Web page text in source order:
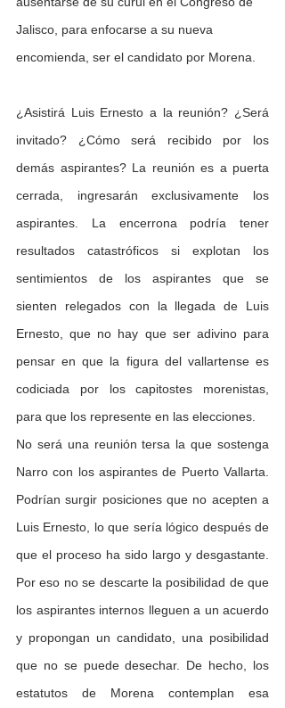
Jalisco, para enfocarse a su nueva
encomienda, ser el candidato por Morena.
¿Asistirá Luis Ernesto a la reunión? ¿Será
invitado? ¿Cómo será recibido por los
demás aspirantes? La reunión es a puerta
cerrada, ingresarán exclusivamente los
aspirantes. La encerrona podría tener
resultados catastróficos si explotan los
sentimientos de los aspirantes que se
sienten relegados con la llegada de Luis
Ernesto, que no hay que ser adivino para
pensar en que la figura del vallartense es
codiciada por los capitostes morenistas,
para que los represente en las elecciones.
No será una reunión tersa la que sostenga
Narro con los aspirantes de Puerto Vallarta.
Podrían surgir posiciones que no acepten a
Luis Ernesto, lo que sería lógico después de
que el proceso ha sido largo y desgastante.
Por eso no se descarte la posibilidad de que
los aspirantes internos lleguen a un acuerdo
y propongan un candidato, una posibilidad
que no se puede desechar. De hecho, los
estatutos de Morena contemplan esa